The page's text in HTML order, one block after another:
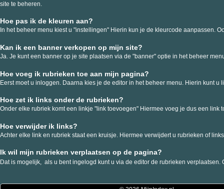
site te beheren.
Hoe pas ik de kleuren aan?
In het beheer menu kiest u "instellingen" Hierin kun je de kleurcode aanpassen.
Kan ik een banner verkopen op mijn site?
Ja. Je kunt een banner op je site plaatsen via de "banner" optie in het beheer
Hoe voeg ik rubrieken toe aan mijn pagina?
Eerst moet u inloggen. Daarna kies je de editor in het beheer menu. Hierin kunt u
Hoe zet ik links onder de rubrieken?
Onder elke rubriek komt een linkje "link toevoegen" Hiermee voeg je dus een link
Hoe verwijder ik links?
Achter elke link en rubriek staat een kruisje. Hiermee verwijdert u rubrieken of
Ik wil mijn rubrieken verplaatsen op de pagina?
Dat is mogelijk, als u bent ingelogd kunt u via de editor de rubrieken